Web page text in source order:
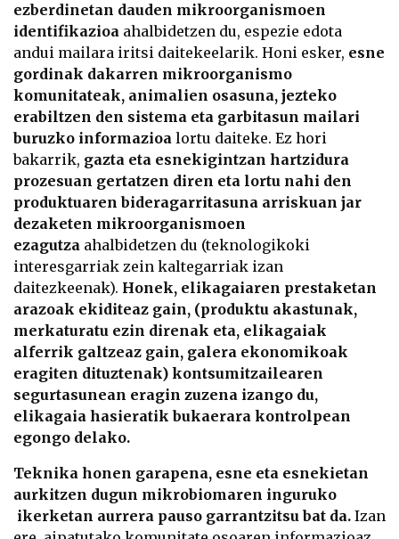
ezberdinetan dauden mikroorganismoen
identifikazioa ahalbidetzen du, espezie edota
andui mailara iritsi daitekeelarik. Honi esker, esne
gordinak dakarren mikroorganismo
komunitateak, animalien osasuna, jezteko
erabiltzen den sistema eta garbitasun mailari
buruzko informazioa lortu daiteke. Ez hori
bakarrik, gazta eta esnekigintzan hartzidura
prozesuan gertatzen diren eta lortu nahi den
produktuaren bideragarritasuna arriskuan jar
dezaketen mikroorganismoen
ezagutza ahalbidetzen du (teknologikoki
interesgarriak zein kaltegarriak izan
daitezkeenak). Honek, elikagaiaren prestaketan
arazoak ekiditeaz gain, (produktu akastunak,
merkaturatu ezin direnak eta, elikagaiak
alferrik galtzeaz gain, galera ekonomikoak
eragiten dituztenak) kontsumitzailearen
segurtasunean eragin zuzena izango du,
elikagaia hasieratik bukaerara kontrolpean
egongo delako.
Teknika honen garapena, esne eta esnekietan
aurkitzen dugun mikrobiomaren inguruko
ikerketan aurrera pauso garrantzitsu bat da. Izan